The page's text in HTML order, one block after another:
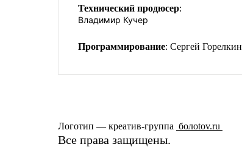
Технический продюсер:
Владимир Кучер
Программирование: Сергей Горелкин
Логотип — креатив-группа болоtov.ru
Все права защищены.